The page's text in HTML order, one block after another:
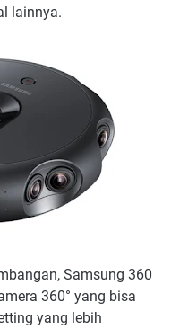
lainnya.
Samsung 360
360° yang bisa
yang lebih